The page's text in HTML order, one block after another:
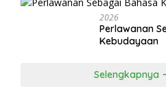
2026
Perlawanan
Kebudayaan
Selengkapnya